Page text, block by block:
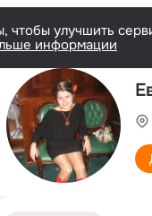
улучшить
информации